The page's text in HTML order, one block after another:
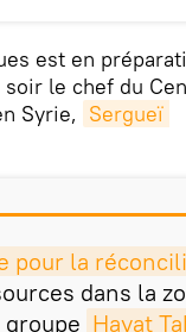
est en
le chef du
Syrie, Sergueï
pour la
dans la
Hayat